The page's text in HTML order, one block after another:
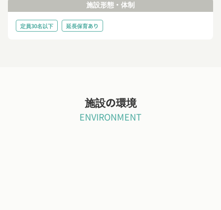
施設形態・体制
定員30名以下 延長保育あり
施設の環境
ENVIRONMENT